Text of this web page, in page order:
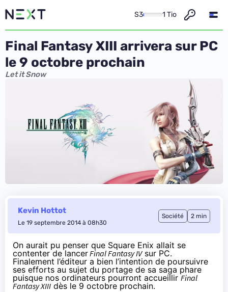
S3 1 Tio
Final Fantasy XIII arrivera sur PC
le 9 octobre prochain
Let it Snow
Kevin Hottot
Le 19 septembre 2014 à 08h30
Société 2 min
On aurait pu penser que Square Enix allait se
contenter de lancerFinal Fantasy IVsur PC.
Finalement l’éditeur a bien l’intention de poursuivre
ses efforts au sujet du portage de sa saga phare
puisque nos ordinateurs pourront accueillirFinal
Fantasy XIII dès le 9 octobre prochain.